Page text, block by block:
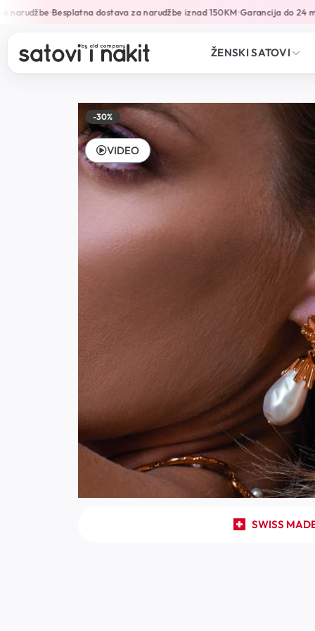
•Besplatna dostava za narudžbe iznad 150KM•Garancija do 24
ŽENSKI SATOVI
-30%
SWISS
VIDEO